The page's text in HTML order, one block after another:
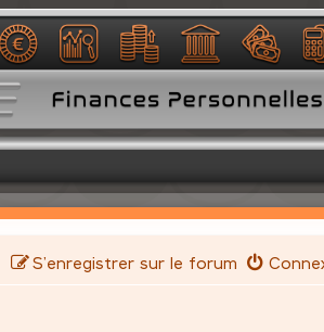
S’enregistrer sur le forum